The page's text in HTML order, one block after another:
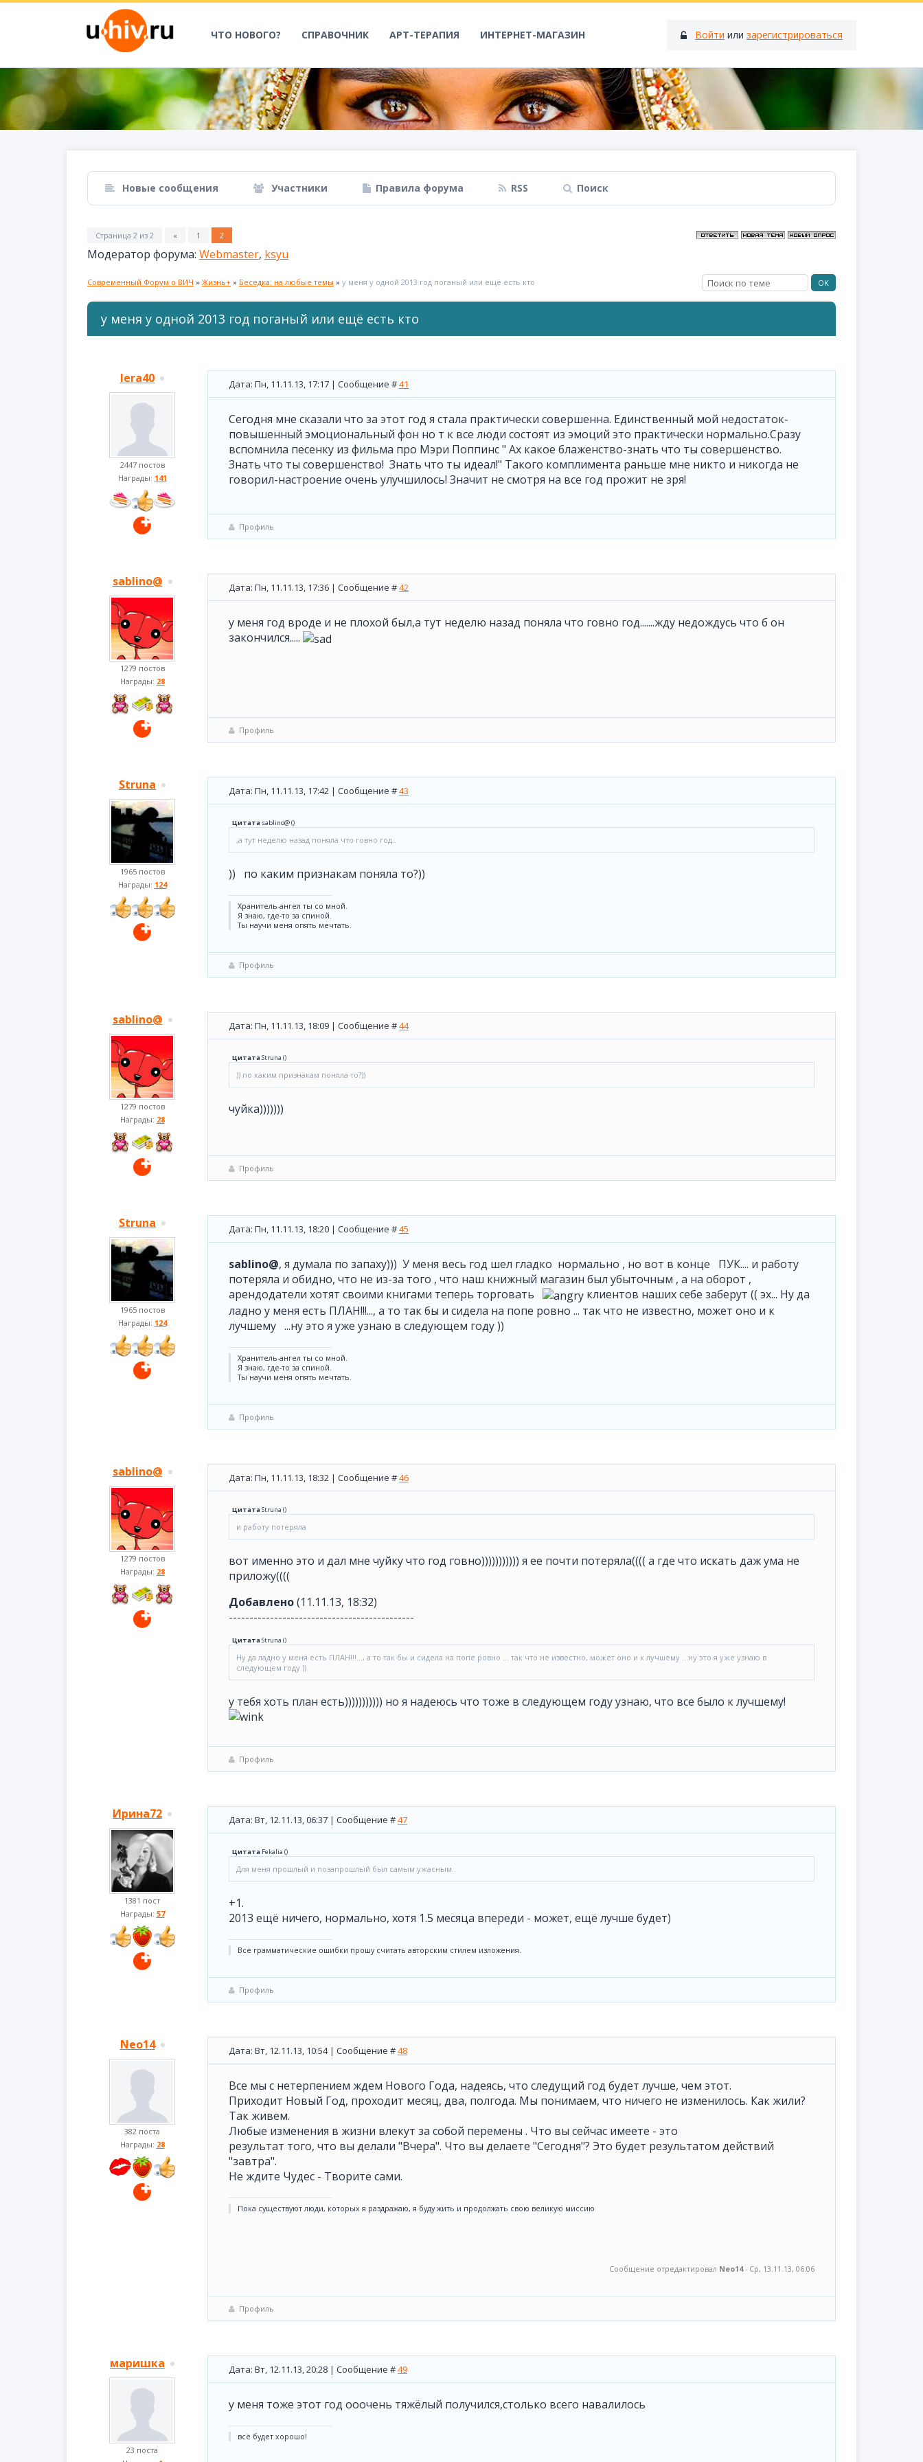
Войти или зарегистрироваться
ЧТО НОВОГО? СПРАВОЧНИК АРТ-ТЕРАПИЯ ИНТЕРНЕТ-МАГАЗИН
Новые сообщения Участники Правила форума RSS Поиск
Страница 2 из 2 « 1 2
Модератор форума: Webmaster, ksyu
Современный Форум о ВИЧ » Жизнь+ » Беседка: на любые темы » у меня у одной 2013 год поганый или ещё есть кто
у меня у одной 2013 год поганый или ещё есть кто
lera40
2447 постов
Награды: 141
Дата: Пн, 11.11.13, 17:17 | Сообщение #41
Сегодня мне сказали что за этот год я стала практически совершенна. Единственный мой недостаток-
повышенный эмоциональный фон но т к все люди состоят из эмоций это практически нормально.Сразу
вспомнила песенку из фильма про Мэри Поппинс " Ах какое блаженство-знать что ты совершенство.
Знать что ты совершенство! Знать что ты идеал!" Такого комплимента раньше мне никто и никогда не
говорил-настроение очень улучшилось! Значит не смотря на все год прожит не зря!
Профиль
sablino@
1279 постов
Награды: 28
Дата: Пн, 11.11.13, 17:36 | Сообщение #42
у меня год вроде и не плохой был,а тут неделю назад поняла что говно год.......жду недождусь что б он
закончился.....
Профиль
Struna
1965 постов
Награды: 124
Дата: Пн, 11.11.13, 17:42 | Сообщение #43
Цитата sablino@()
,а тут неделю назад поняла что говно год..
)) по каким признакам поняла то?))
Хранитель-ангел ты со мной.
Я знаю, где-то за спиной.
Ты научи меня опять мечтать.
Профиль
sablino@
1279 постов
Награды: 28
Дата: Пн, 11.11.13, 18:09 | Сообщение #44
ЦитатаStruna ()
)) по каким признакам поняла то?))
чуйка)))))))
Профиль
Struna
1965 постов
Награды: 124
Дата: Пн, 11.11.13, 18:20 | Сообщение #45
sablino@, я думала по запаху))) У меня весь год шел гладко нормально , но вот в конце ПУК.... и работу
потеряла и обидно, что не из-за того , что наш книжный магазин был убыточным , а на оборот ,
арендодатели хотят своими книгами теперь торговать
клиентов наших себе заберут (( эх... Ну да
ладно у меня есть ПЛАН!!!..., а то так бы и сидела на попе ровно ... так что не известно, может оно и к
лучшему ...ну это я уже узнаю в следующем году ))
Хранитель-ангел ты со мной.
Я знаю, где-то за спиной.
Ты научи меня опять мечтать.
Профиль
sablino@
1279 постов
Награды: 28
Дата: Пн, 11.11.13, 18:32 | Сообщение #46
ЦитатаStruna ()
и работу потеряла
вот именно это и дал мне чуйку что год говно))))))))))) я ее почти потеряла(((( а где что искать даж ума не
приложу((((
Добавлено(11.11.13, 18:32)
---------------------------------------------
ЦитатаStruna ()
Ну да ладно у меня есть ПЛАН!!!..., а то так бы и сидела на попе ровно ... так что не известно, может оно и к лучшему ...ну это я уже узнаю в
следующем году ))
у тебя хоть план есть))))))))))) но я надеюсь что тоже в следующем году узнаю, что все было к лучшему!
Профиль
Ирина72
1381 пост
Награды: 57
Дата: Вт, 12.11.13, 06:37 | Сообщение #47
Цитата Fekalia ()
Для меня прошлый и позапрошлый был самым ужасным..
+1.
2013 ещё ничего, нормально, хотя 1.5 месяца впереди - может, ещё лучше будет)
Все грамматические ошибки прошу считать авторским стилем изложения.
Профиль
Neo14
382 поста
Награды: 28
Дата: Вт, 12.11.13, 10:54 | Сообщение #48
Все мы с нетерпением ждем Нового Года, надеясь, что следущий год будет лучше, чем этот.
Приходит Новый Год, проходит месяц, два, полгода. Мы понимаем, что ничего не изменилось. Как жили?
Так живем.
Любые изменения в жизни влекут за собой перемены . Что вы сейчас имеете - это
результат того, что вы делали "Вчера". Что вы делаете "Сегодня"? Это будет результатом действий
"завтра".
Не ждите Чудес - Творите сами.
Пока существуют люди, которых я раздражаю, я буду жить и продолжать свою великую миссию
Сообщение отредактировал Neo14- Ср, 13.11.13, 06:06
Профиль
маришка
23 поста
Дата: Вт, 12.11.13, 20:28 | Сообщение #49
у меня тоже этот год ооочень тяжёлый получился,столько всего навалилось
всё будет хорошо!